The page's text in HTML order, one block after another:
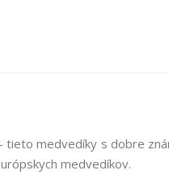
medvedíky s dobre
medvedíkov.